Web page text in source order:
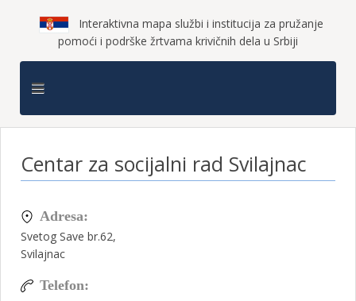
Interaktivna mapa službi i institucija za pružanje
pomoći i podrške žrtvama krivičnih dela u Srbiji
Centar za socijalni rad Svilajnac
Adresa:
Svetog Save br.62,
Svilajnac
Telefon: